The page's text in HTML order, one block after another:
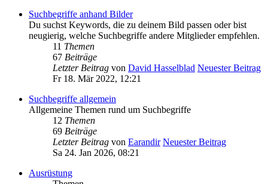
Suchbegriffe anhand Bilder
Du suchst Keywords, die zu deinem Bild passen oder bist
neugierig, welche Suchbegriffe andere Mitglieder empfehlen.
11 Themen
67 Beiträge
Letzter Beitrag von David Hasselblad Neuester Beitrag
Fr 18. Mär 2022, 12:21
Suchbegriffe allgemein
Allgemeine Themen rund um Suchbegriffe
12 Themen
69 Beiträge
Letzter Beitrag von Earandir Neuester Beitrag
Sa 24. Jan 2026, 08:21
Ausrüstung